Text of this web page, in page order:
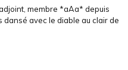
membre *aAa* depuis
dansé avec le diable au clair de